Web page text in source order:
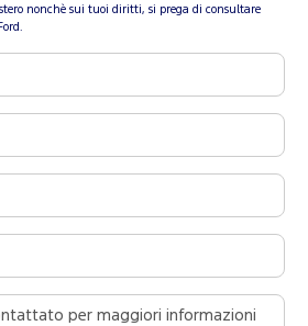
nonchè sui tuoi diritti, si prega di consultare